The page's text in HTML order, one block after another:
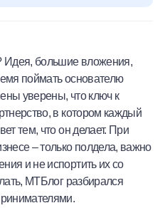
Prime Line
Идея, большие вложения,
поймать основателю
уверены, что ключ к
в котором каждый
тем, что он делает. При
– только полдела, важно
и не испортить их со
МТБлог разбирался